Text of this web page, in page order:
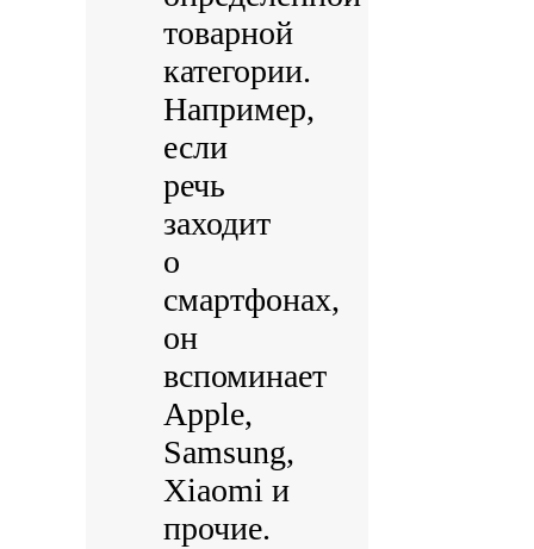
товарной
категории.
Например,
если
речь
заходит
о
смартфонах,
он
вспоминает
Apple,
Samsung,
Xiaomi и
прочие.